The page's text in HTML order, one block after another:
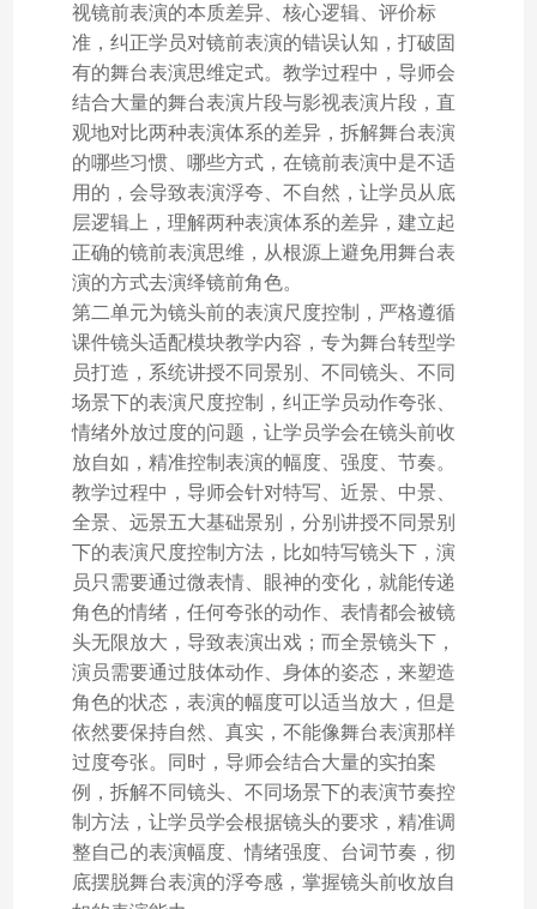
视镜前表演的本质差异、核心逻辑、评价标
准，纠正学员对镜前表演的错误认知，打破固
有的舞台表演思维定式。教学过程中，导师会
结合大量的舞台表演片段与影视表演片段，直
观地对比两种表演体系的差异，拆解舞台表演
的哪些习惯、哪些方式，在镜前表演中是不适
用的，会导致表演浮夸、不自然，让学员从底
层逻辑上，理解两种表演体系的差异，建立起
正确的镜前表演思维，从根源上避免用舞台表
演的方式去演绎镜前角色。
第二单元为镜头前的表演尺度控制，严格遵循
课件镜头适配模块教学内容，专为舞台转型学
员打造，系统讲授不同景别、不同镜头、不同
场景下的表演尺度控制，纠正学员动作夸张、
情绪外放过度的问题，让学员学会在镜头前收
放自如，精准控制表演的幅度、强度、节奏。
教学过程中，导师会针对特写、近景、中景、
全景、远景五大基础景别，分别讲授不同景别
下的表演尺度控制方法，比如特写镜头下，演
员只需要通过微表情、眼神的变化，就能传递
角色的情绪，任何夸张的动作、表情都会被镜
头无限放大，导致表演出戏；而全景镜头下，
演员需要通过肢体动作、身体的姿态，来塑造
角色的状态，表演的幅度可以适当放大，但是
依然要保持自然、真实，不能像舞台表演那样
过度夸张。同时，导师会结合大量的实拍案
例，拆解不同镜头、不同场景下的表演节奏控
制方法，让学员学会根据镜头的要求，精准调
整自己的表演幅度、情绪强度、台词节奏，彻
底摆脱舞台表演的浮夸感，掌握镜头前收放自